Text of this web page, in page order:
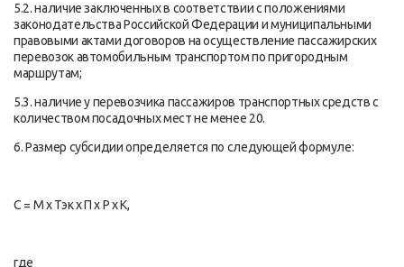
5.2. наличие заключенных в соответствии с положениями
законодательства Российской Федерации и муниципальными
правовыми актами договоров на осуществление пассажирских
перевозок автомобильным транспортом по пригородным
маршрутам;
5.3. наличие у перевозчика пассажиров транспортных средств с
количеством посадочных мест не менее 20.
6. Размер субсидии определяется по следующей формуле:
С = М x Тэк x П x Р x К,
где